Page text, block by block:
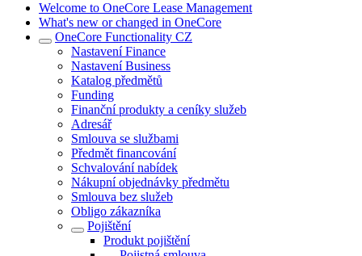
Welcome to OneCore Lease Management
What's new or changed in OneCore
OneCore Functionality CZ
Nastavení Finance
Nastavení Business
Katalog předmětů
Funding
Finanční produkty a ceníky služeb
Adresář
Smlouva se službami
Předmět financování
Schvalování nabídek
Nákupní objednávky předmětu
Smlouva bez služeb
Obligo zákazníka
Pojištění
Produkt pojištění